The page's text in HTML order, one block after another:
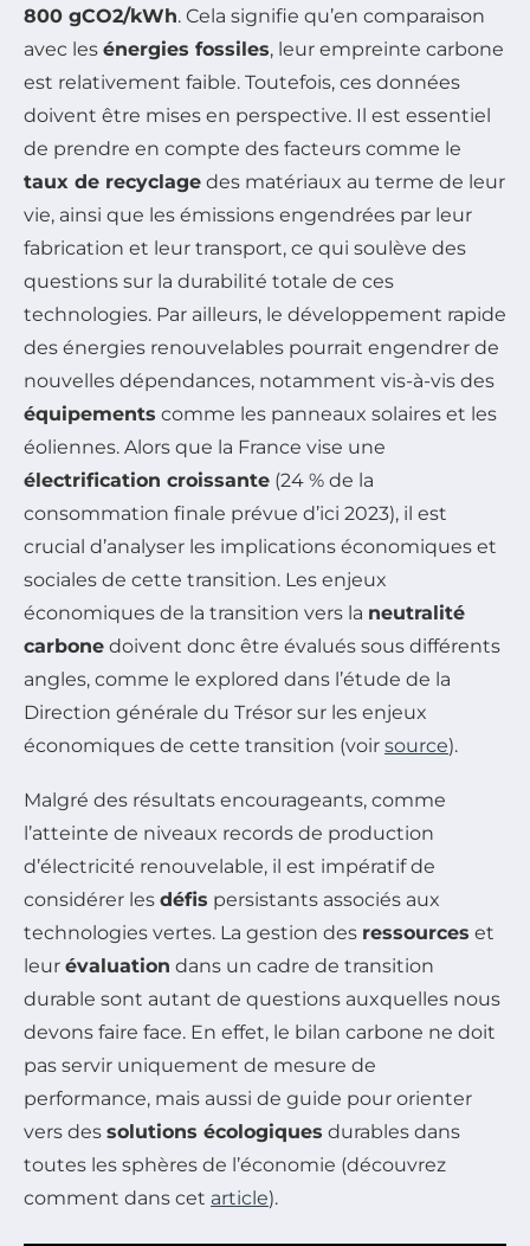
800 gCO2/kWh. Cela signifie qu’en comparaison
avec les énergies fossiles, leur empreinte carbone
est relativement faible. Toutefois, ces données
doivent être mises en perspective. Il est essentiel
de prendre en compte des facteurs comme le
taux de recyclage des matériaux au terme de leur
vie, ainsi que les émissions engendrées par leur
fabrication et leur transport, ce qui soulève des
questions sur la durabilité totale de ces
technologies. Par ailleurs, le développement rapide
des énergies renouvelables pourrait engendrer de
nouvelles dépendances, notamment vis-à-vis des
équipements comme les panneaux solaires et les
éoliennes. Alors que la France vise une
électrification croissante (24 % de la
consommation finale prévue d’ici 2023), il est
crucial d’analyser les implications économiques et
sociales de cette transition. Les enjeux
économiques de la transition vers la neutralité
carbone doivent donc être évalués sous différents
angles, comme le explored dans l’étude de la
Direction générale du Trésor sur les enjeux
économiques de cette transition (voir source).
Malgré des résultats encourageants, comme
l’atteinte de niveaux records de production
d’électricité renouvelable, il est impératif de
considérer les défis persistants associés aux
technologies vertes. La gestion des ressources et
leur évaluation dans un cadre de transition
durable sont autant de questions auxquelles nous
devons faire face. En effet, le bilan carbone ne doit
pas servir uniquement de mesure de
performance, mais aussi de guide pour orienter
vers des solutions écologiques durables dans
toutes les sphères de l’économie (découvrez
comment dans cet article).